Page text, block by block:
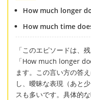
How much longer
How much time
「このエピソードは、
「How much longer
ます。この言い方の答
し、曖昧な表現（あと
スも多いです。具体的